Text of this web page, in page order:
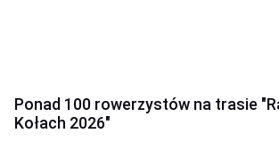
Ponad 100 rowerzystów na trasie
Kołach 2026"